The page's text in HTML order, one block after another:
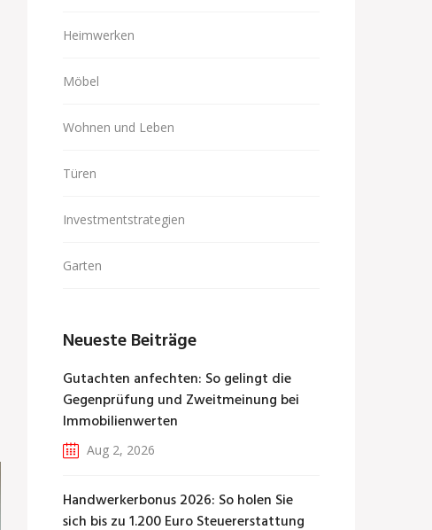
Heimwerken
Möbel
Wohnen und Leben
Türen
Investmentstrategien
Garten
Neueste Beiträge
Gutachten anfechten: So gelingt die
Gegenprüfung und Zweitmeinung bei
Immobilienwerten
Aug 2, 2026
Handwerkerbonus 2026: So holen Sie
sich bis zu 1.200 Euro Steuererstattung